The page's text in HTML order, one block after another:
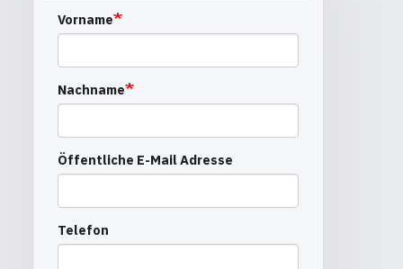
Vorname
Nachname
Öffentliche E-Mail Adresse
Telefon